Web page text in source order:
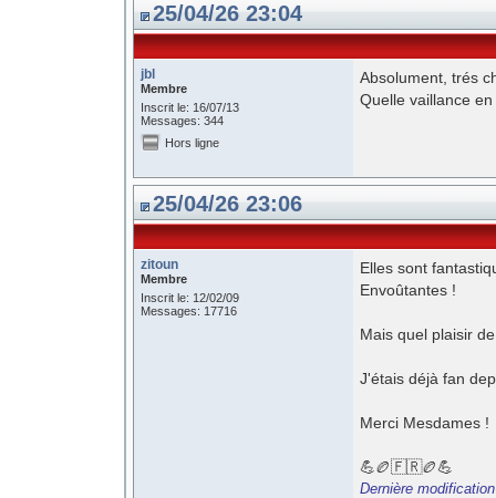
25/04/26 23:04
jbl
Membre
Inscrit le: 16/07/13
Messages: 344
Absolument, trés
Quelle vaillance
Hors ligne
25/04/26 23:06
zitoun
Membre
Inscrit le: 12/02/09
Messages: 17716
Elles sont
Envoûtantes !
Mais quel plaisir
J'étais déjà fan
Merci Mesdames !
💪🏉🇫🇷🏉💪
Dernière